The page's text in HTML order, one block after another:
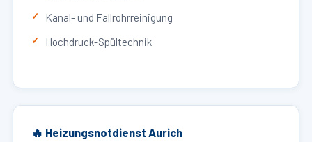
Kanal- und Fallrohrreinigung
Hochdruck-Spültechnik
🔥 Heizungsnotdienst Aurich